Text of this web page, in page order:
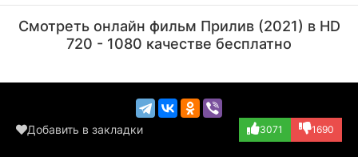
(Rayanam)
Смотреть онлайн фильм Прилив (2021) в HD
720 - 1080 качестве бесплатно
Добавить в закладки 3071 1690